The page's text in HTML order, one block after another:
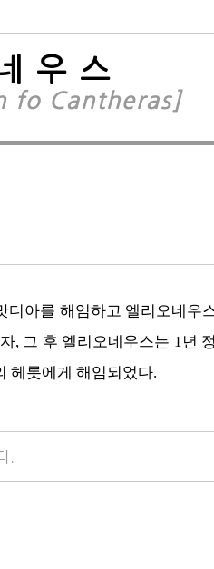
우스
fo Cantheras]
디아를 해임하고 엘리오네우
, 그 후 엘리오네우스는 1년
헤롯에게 해임되었다.
.